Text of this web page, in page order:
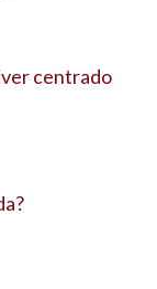
centrado